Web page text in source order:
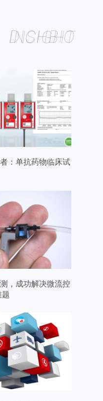
DICHBIO INSIGHT
：单抗药物临床试
，成功解决微流控
题